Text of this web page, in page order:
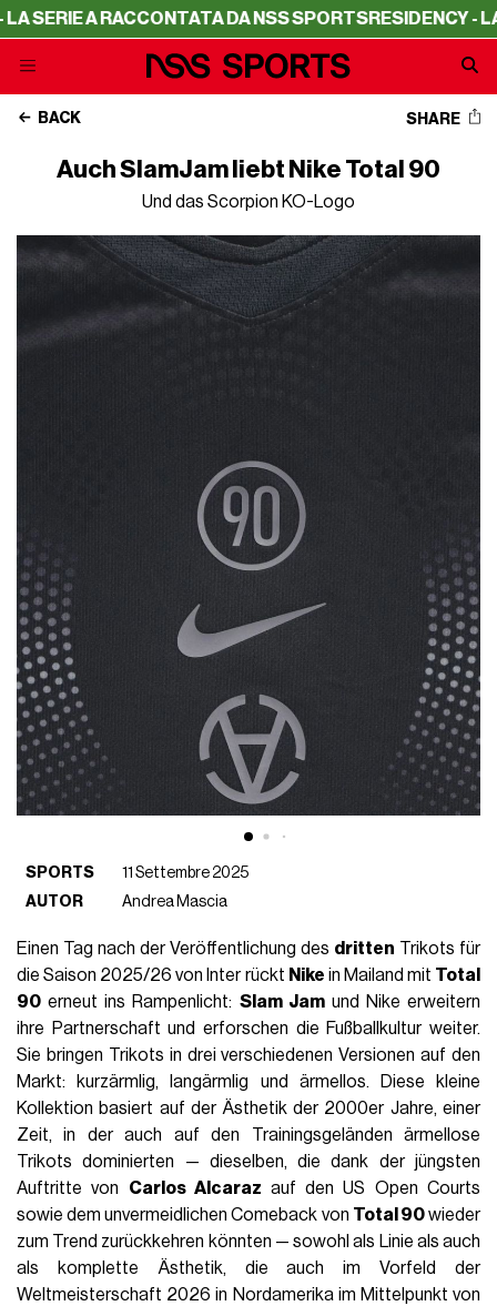
A RACCONTATA DA NSS SPORTSRESIDENCY - LA
BACK SHARE
Auch SlamJam liebt Nike Total 90
Und das Scorpion KO-Logo
SPORTS
11 Settembre 2025
AUTOR
Andrea Mascia
Einen Tag nach der Veröffentlichung des dritten Trikots für
die Saison 2025/26 von Inter rückt Nike in Mailand mit Total
90 erneut ins Rampenlicht: Slam Jamund Nike erweitern
ihre Partnerschaft und erforschen die Fußballkultur weiter.
Sie bringen Trikots in drei verschiedenen Versionen auf den
Markt: kurzärmlig, langärmlig und ärmellos. Diese kleine
Kollektion basiert auf der Ästhetik der 2000er Jahre, einer
Zeit, in der auch auf den Trainingsgeländen ärmellose
Trikots dominierten — dieselben, die dank der jüngsten
Auftritte von Carlos Alcaraz auf den US Open Courts
sowie dem unvermeidlichen Comeback von Total 90wieder
zum Trend zurückkehren könnten — sowohl als Linie als auch
als komplette Ästhetik, die auch im Vorfeld der
Weltmeisterschaft 2026 in Nordamerika im Mittelpunkt von